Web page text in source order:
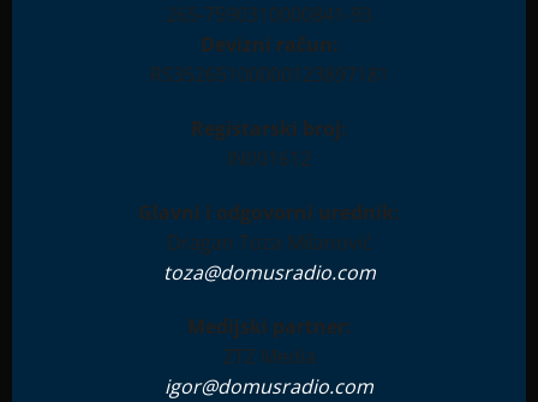
265-7590310000841-93
Devizni račun:
RS35265100000123897181
Registarski broj:
IN001612
Glavni i odgovorni urednik:
Dragan Toza Milanović
toza@domusradio.com
Medijski partner:
ZTZ Media
igor@domusradio.com